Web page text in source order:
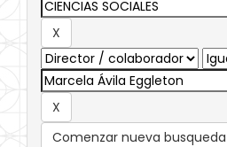
Comenzar nueva busqueda